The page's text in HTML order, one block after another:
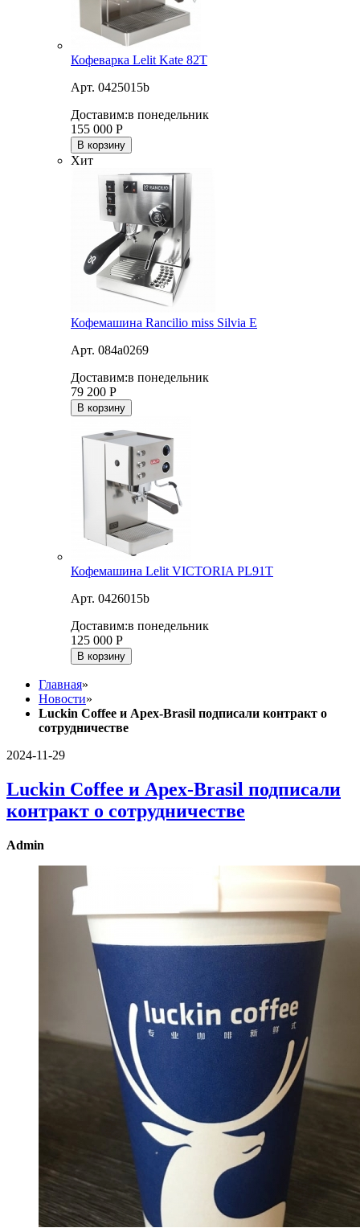
Кофеварка Lelit Kate 82T
Арт. 0425015b
Доставим:в понедельник
155 000 Р
В корзину
Хит
Кофемашина Rancilio miss Silvia E
Арт. 084a0269
Доставим:в понедельник
79 200 Р
В корзину
Кофемашина Lelit VICTORIA PL91T
Арт. 0426015b
Доставим:в понедельник
125 000 Р
В корзину
Главная»
Новости»
Luckin Coffee и Apex-Brasil подписали контракт о
сотрудничестве
2024-11-29
Luckin Coffee и Apex-Brasil подписали
контракт о сотрудничестве
Admin